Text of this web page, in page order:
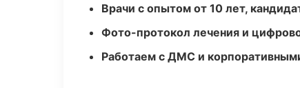
Врачи с опытом от 10 лет,
Фото-протокол лечения и
Работаем с ДМС и